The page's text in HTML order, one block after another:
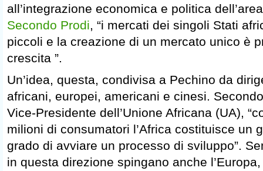
all’integrazione economica e politica
Secondo Prodi, “i mercati dei singoli Stati
piccoli e la creazione di un mercato unico è
crescita ”.
Un’idea, questa, condivisa a Pechino da
africani, europei, americani e cinesi.
Vice-Presidente dell’Unione Africana (UA),
milioni di consumatori l’Africa costituisce un
grado di avviare un processo di sviluppo”.
in questa direzione spingano anche